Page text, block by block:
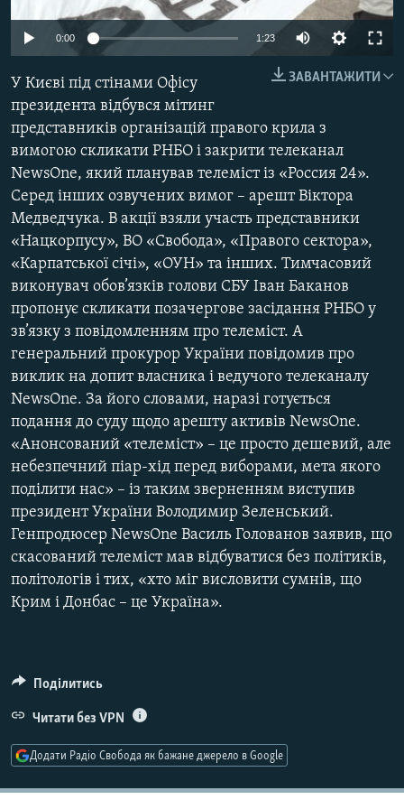
КИТАЙ.ВИКЛИКИ
МУЛЬТИМЕДІА
ФОТО
СПЕЦПРОЄКТИ
ПОДКАСТИ
КРИМ РЕАЛІЇ
РУС
УКР
КТАТ
ДОЛУЧАЙСЯ!
Усі сайти RFE/RL
0:00 1:23
ЗАВАНТАЖИТИ
У Києві під стінами Офісу
президента відбувся мітинг
представників організацій правого крила з
вимогою скликати РНБО і закрити телеканал
NewsOne, який планував телеміст із «Россия 24».
Серед інших озвучених вимог – арешт Віктора
Медведчука. ​В акції взяли участь представники
«Нацкорпусу», ВО «Свобода», «Правого сектора»,
«Карпатської січі», «ОУН» та інших. Тимчасовий
виконувач обов’язків голови СБУ Іван Баканов
пропонує скликати позачергове засідання РНБО у
зв’язку з повідомленням про телеміст. А
генеральний прокурор України повідомив про
виклик на допит власника і ведучого телеканалу
NewsOne. За його словами, наразі готується
подання до суду щодо арешту активів NewsOne.
«Анонсований «телеміст» – це просто дешевий, але
небезпечний піар-хід перед виборами, мета якого
поділити нас» – із таким зверненням виступив
президент України Володимир Зеленський.
Генпродюсер NewsOne Василь Голованов заявив, що
скасований телеміст мав відбуватися без політиків,
політологів і тих, «хто міг висловити сумнів, що
Крим і Донбас – це Україна».
Поділитись
Читати без VPN
Додати Радіо Свобода як бажане джерело в Google